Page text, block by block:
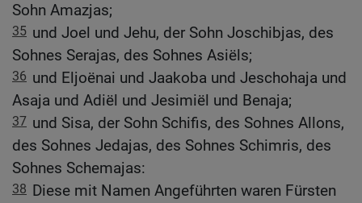
Sohn Amazjas;
35 und Joel und Jehu, der Sohn Joschibjas, des
Sohnes Serajas, des Sohnes Asiëls;
36 und Eljoënai und Jaakoba und Jeschohaja und
Asaja und Adiël und Jesimiël und Benaja;
37 und Sisa, der Sohn Schifis, des Sohnes Allons,
des Sohnes Jedajas, des Sohnes Schimris, des
Sohnes Schemajas:
38 Diese mit Namen Angeführten waren Fürsten